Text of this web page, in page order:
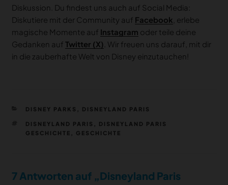
Diskussion. Du findest uns auch auf Social Media:
Diskutiere mit der Community auf Facebook , erlebe
magische Momente auf Instagram oder teile deine
Gedanken auf Twitter (X) . Wir freuen uns darauf, mit dir
in die zauberhafte Welt von Disney einzutauchen!
KATEGORIEN
DISNEY PARKS DISNEYLAND PARIS
SCHLAGWÖRTER
DISNEYLAND PARIS
DISNEYLAND PARIS
GESCHICHTE
GESCHICHTE
7 Antworten auf „Disneyland Paris